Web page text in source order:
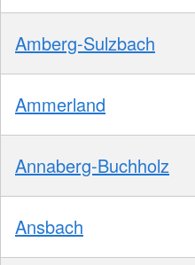
Amberg-Sulzbach
Ammerland
Annaberg-Buchholz
Ansbach